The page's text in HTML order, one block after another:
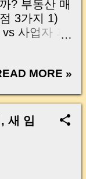
이 있었습니
다. “내 대출
“매도인이 대
입니다. 그래
떻게 움직이
엇을 꼭 준비
이해하시면,
“내 집을
you ever
? 부동산 매
3가지 1)
사업자 과
르면 위험
구조와 흔한
초과 시 부
보험료 폭
는 해당될
비추천 유형
MORE »
새 임